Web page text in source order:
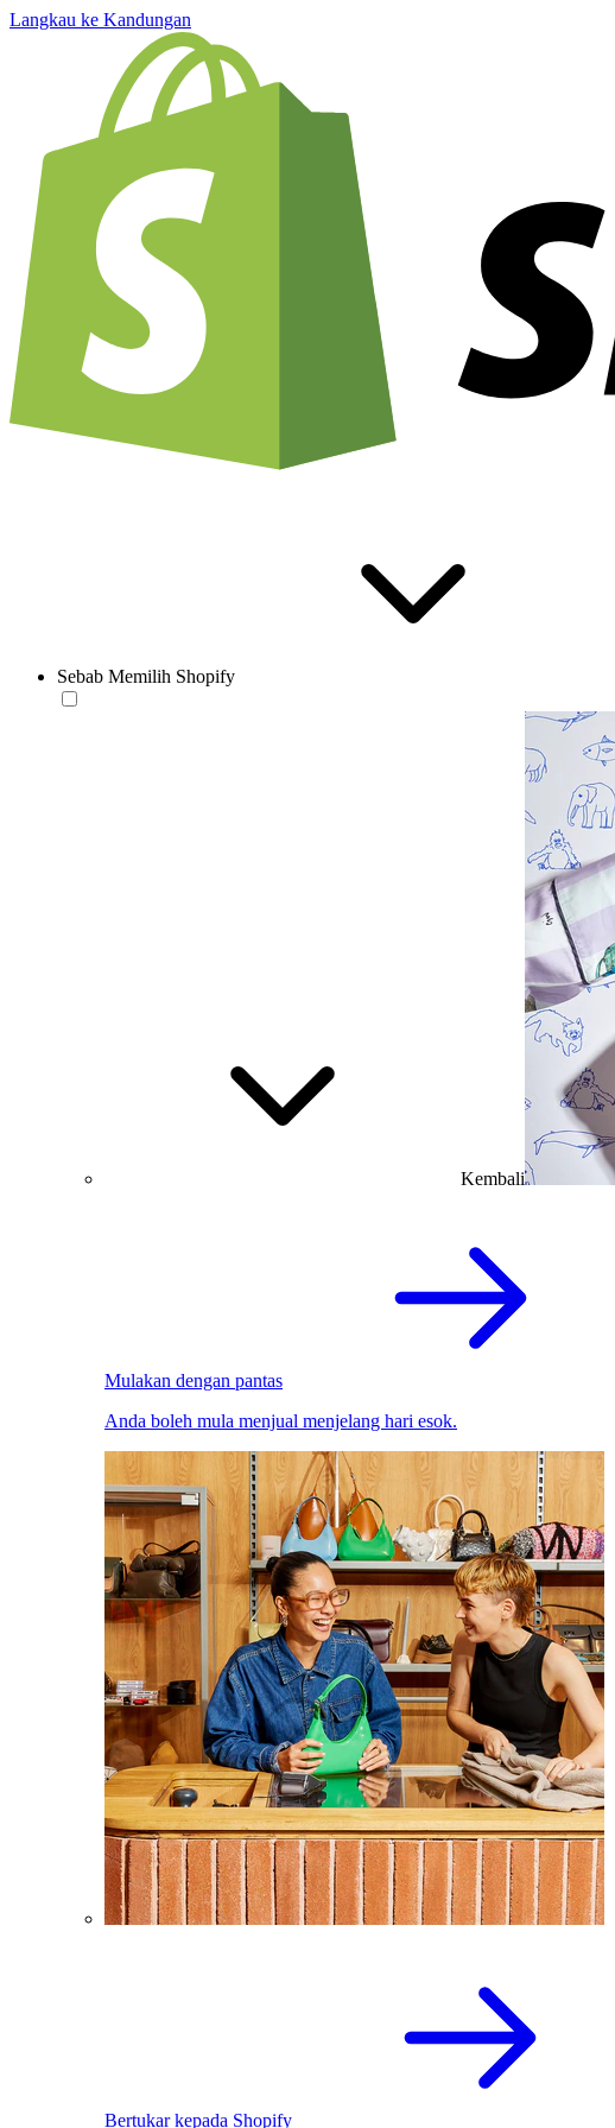
Langkau ke Kandungan
Sebab Memilih Shopify
Kembali
Mulakan dengan pantas
Anda boleh mula menjual menjelang hari esok.
Bertukar kepada Shopify